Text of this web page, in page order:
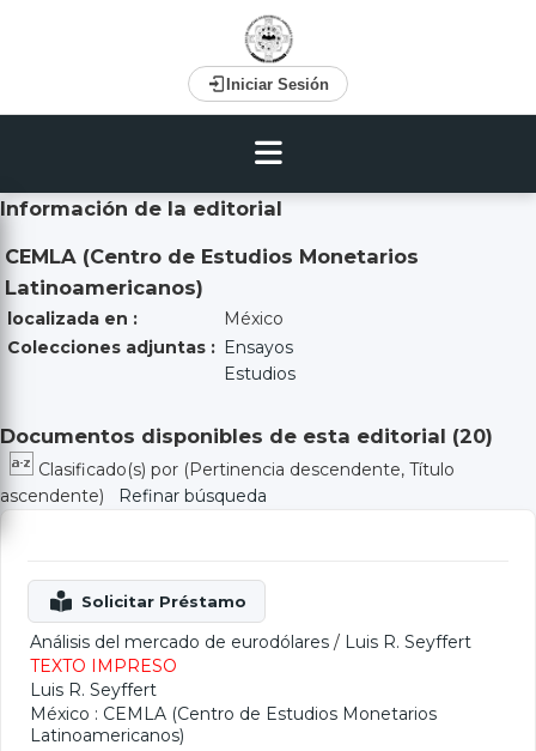
Iniciar Sesión
Información de la editorial
CEMLA (Centro de Estudios Monetarios
Latinoamericanos)
localizada en :
México
Colecciones adjuntas : Ensayos
Estudios
Documentos disponibles de esta editorial (20)
Clasificado(s) por (Pertinencia descendente, Título
ascendente)
Refinar búsqueda
Análisis del mercado de eurodólares / Luis R. Seyffert
TEXTO IMPRESO
Luis R. Seyffert
México : CEMLA (Centro de Estudios Monetarios
Latinoamericanos)